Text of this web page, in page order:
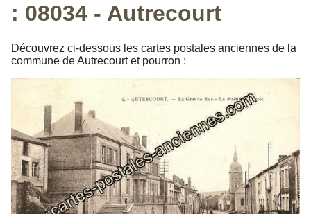
Autres pays
Thèmes
: 08034 - Autrecourt
Découvrez ci-dessous les cartes postales anciennes de la
commune de Autrecourt et pourron :